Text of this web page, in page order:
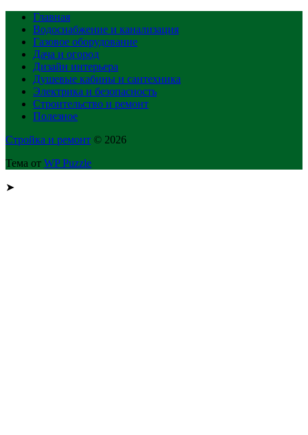
Главная
Водоснабжение и канализация
Газовое оборудование
Дача и огород
Дизайн интерьера
Душевые кабины и сантехника
Электрика и безопасность
Строительство и ремонт
Полезное
Стройка и ремонт © 2026
Тема от WP Puzzle
➤